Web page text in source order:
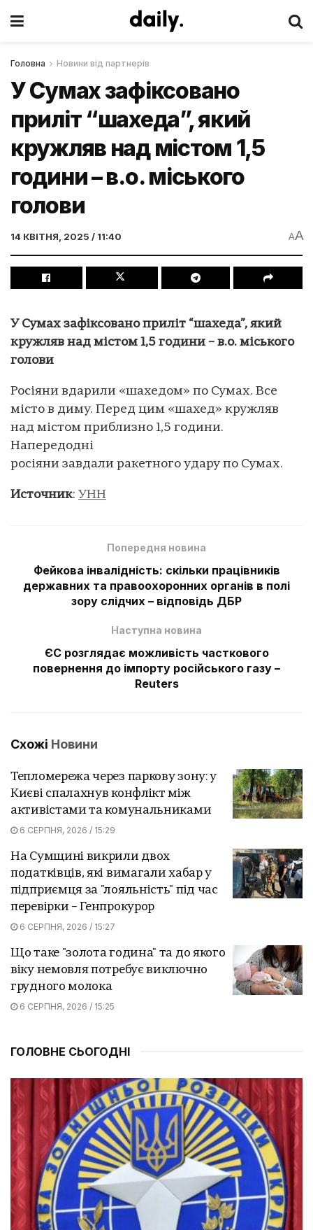
Головна Новини від партнерів
У Сумах зафіксовано
приліт “шахеда”, який
кружляв над містом 1,5
години – в.о. міського
голови
14 КВІТНЯ, 2025 / 11:40 AA
У Сумах зафіксовано приліт “шахеда”, який
кружляв над містом 1,5 години – в.о. міського
голови
Росіяни вдарили «шахедом» по Сумах. Все
місто в диму. Перед цим «шахед» кружляв
над містом приблизно 1,5 години.
Напередодні
росіяни завдали ракетного удару по Сумах.
Источник: УНН
Попередня новина
Фейкова інвалідність: скільки працівників
державних та правоохоронних органів в полі
зору слідчих – відповідь ДБР
Наступна новина
ЄС розглядає можливість часткового
повернення до імпорту російського газу –
Reuters
Схожі Новини
Тепломережа через паркову зону: у
Києві спалахнув конфлікт між
активістами та комунальниками
6 СЕРПНЯ, 2026 / 15:29
На Сумщині викрили двох
податківців, які вимагали хабар у
підприємця за "лояльність" під час
перевірки – Генпрокурор
6 СЕРПНЯ, 2026 / 15:27
Що таке "золота година" та до якого
віку немовля потребує виключно
грудного молока
6 СЕРПНЯ, 2026 / 15:25
ГОЛОВНЕ СЬОГОДНІ